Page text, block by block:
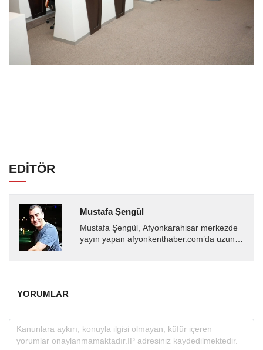
EDİTÖR
Mustafa Şengül
Mustafa Şengül, Afyonkarahisar merkezde
yayın yapan afyonkenthaber.com’da uzun
almakta, haber akışı...
YORUMLAR